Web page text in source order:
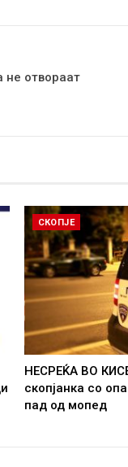
не отвораат
СКОПЈЕ
НЕСРЕЌА ВО
скопјанка со
пад од мопед